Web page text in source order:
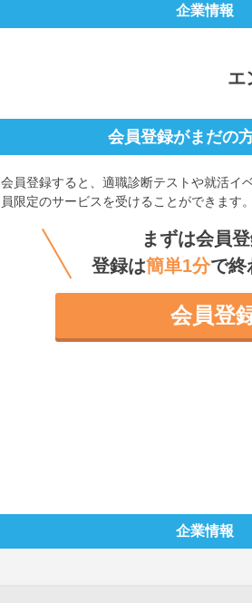
企業情報
エ
会員登録がまだの
会員登録すると、 適職診断テストや就活イ
員限定のサービスを受けることができます。
まずは会員登
登録は簡単1分で終
会員登
企業情報